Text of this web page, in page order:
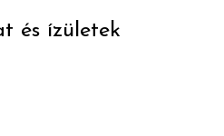
és ízületek